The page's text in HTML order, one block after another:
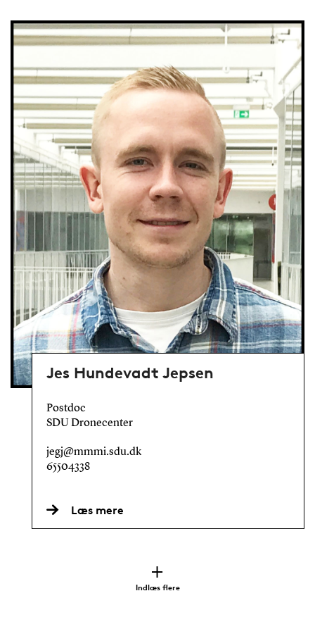
Jes Hundevadt Jepsen
Postdoc
SDU Dronecenter
jegj@mmmi.sdu.dk
65504338
Læs mere
Indlæs flere